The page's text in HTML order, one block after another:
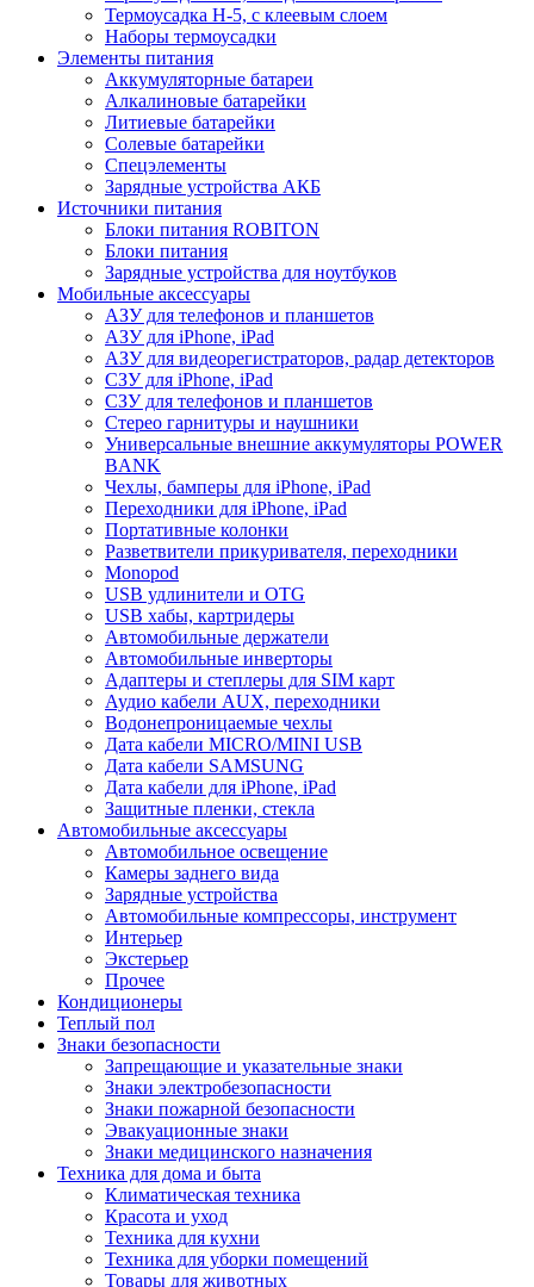
Термоусадка H-5, с клеевым слоем
Наборы термоусадки
Элементы питания
Аккумуляторные батареи
Алкалиновые батарейки
Литиевые батарейки
Солевые батарейки
Спецэлементы
Зарядные устройства АКБ
Источники питания
Блоки питания ROBITON
Блоки питания
Зарядные устройства для ноутбуков
Мобильные аксессуары
АЗУ для телефонов и планшетов
АЗУ для iPhone, iPad
АЗУ для видеорегистраторов, радар детекторов
СЗУ для iPhone, iPad
СЗУ для телефонов и планшетов
Стерео гарнитуры и наушники
Универсальные внешние аккумуляторы POWER
BANK
Чехлы, бамперы для iPhone, iPad
Переходники для iPhone, iPad
Портативные колонки
Разветвители прикуривателя, переходники
Monopod
USB удлинители и OTG
USB хабы, картридеры
Автомобильные держатели
Автомобильные инверторы
Адаптеры и степлеры для SIM карт
Аудио кабели AUX, переходники
Водонепроницаемые чехлы
Дата кабели MICRO/MINI USB
Дата кабели SAMSUNG
Дата кабели для iPhone, iPad
Защитные пленки, стекла
Автомобильные аксессуары
Автомобильное освещение
Камеры заднего вида
Зарядные устройства
Автомобильные компрессоры, инструмент
Интерьер
Экстерьер
Прочее
Кондиционеры
Теплый пол
Знаки безопасности
Запрещающие и указательные знаки
Знаки электробезопасности
Знаки пожарной безопасности
Эвакуационные знаки
Знаки медицинского назначения
Техника для дома и быта
Климатическая техника
Красота и уход
Техника для кухни
Техника для уборки помещений
Товары для животных